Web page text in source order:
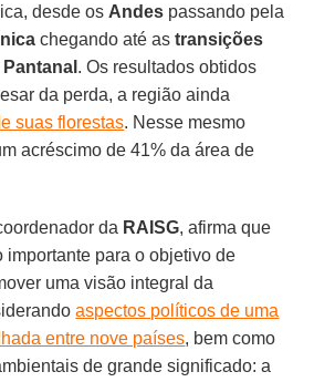
desde os Andes passando pela
chegando até astransições
. Os resultados obtidos
da perda, a região ainda
suas florestas. Nesse mesmo
acréscimo de 41% da área de
da RAISG, afirma que
importante para o objetivo de
uma visão integral da
aspectos políticos de uma
entre nove países, bem como
de grande significado: a